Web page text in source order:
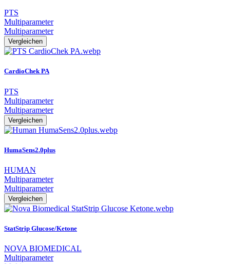
PTS
Multiparameter
Multiparameter
Vergleichen
CardioChek PA
PTS
Multiparameter
Multiparameter
Vergleichen
HumaSens2.0plus
HUMAN
Multiparameter
Multiparameter
Vergleichen
StatStrip Glucose/Ketone
NOVA BIOMEDICAL
Multiparameter